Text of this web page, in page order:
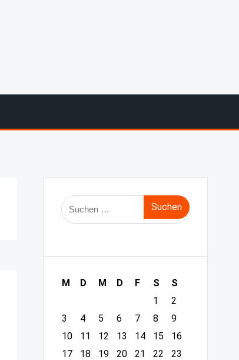
Suche
nach:
M D M D F S
S
1
2
3
4 5 6 7 8
9
10
11 12 13 14 15
16
17
18 19 20 21 22
23